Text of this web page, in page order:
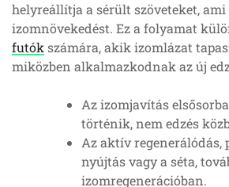
helyreállítja a sérült szöveteket,
izomnövekedést. Ez a folyamat
futókszámára, akik izomlázat
miközben alkalmazkodnak az új
Az izomjavítás
történik, nem edzés
Az aktív regenerálódás,
nyújtás vagy a séta,
izomregenerációban.